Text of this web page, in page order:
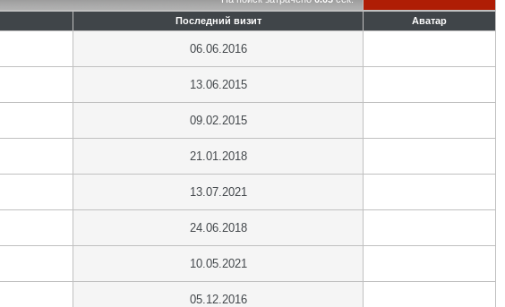
Последний визит Аватар
06.06.2016
13.06.2015
09.02.2015
21.01.2018
13.07.2021
24.06.2018
10.05.2021
05.12.2016